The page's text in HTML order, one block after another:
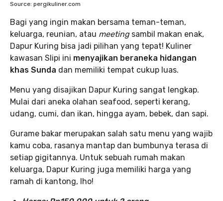
Source: pergikuliner.com
Bagi yang ingin makan bersama teman-teman,
keluarga, reunian, atau meeting sambil makan enak,
Dapur Kuring bisa jadi pilihan yang tepat! Kuliner
kawasan Slipi ini menyajikan beraneka hidangan
khas Sunda dan memiliki tempat cukup luas.
Menu yang disajikan Dapur Kuring sangat lengkap.
Mulai dari aneka olahan seafood, seperti kerang,
udang, cumi, dan ikan, hingga ayam, bebek, dan sapi.
Gurame bakar merupakan salah satu menu yang wajib
kamu coba, rasanya mantap dan bumbunya terasa di
setiap gigitannya. Untuk sebuah rumah makan
keluarga, Dapur Kuring juga memiliki harga yang
ramah di kantong, lho!